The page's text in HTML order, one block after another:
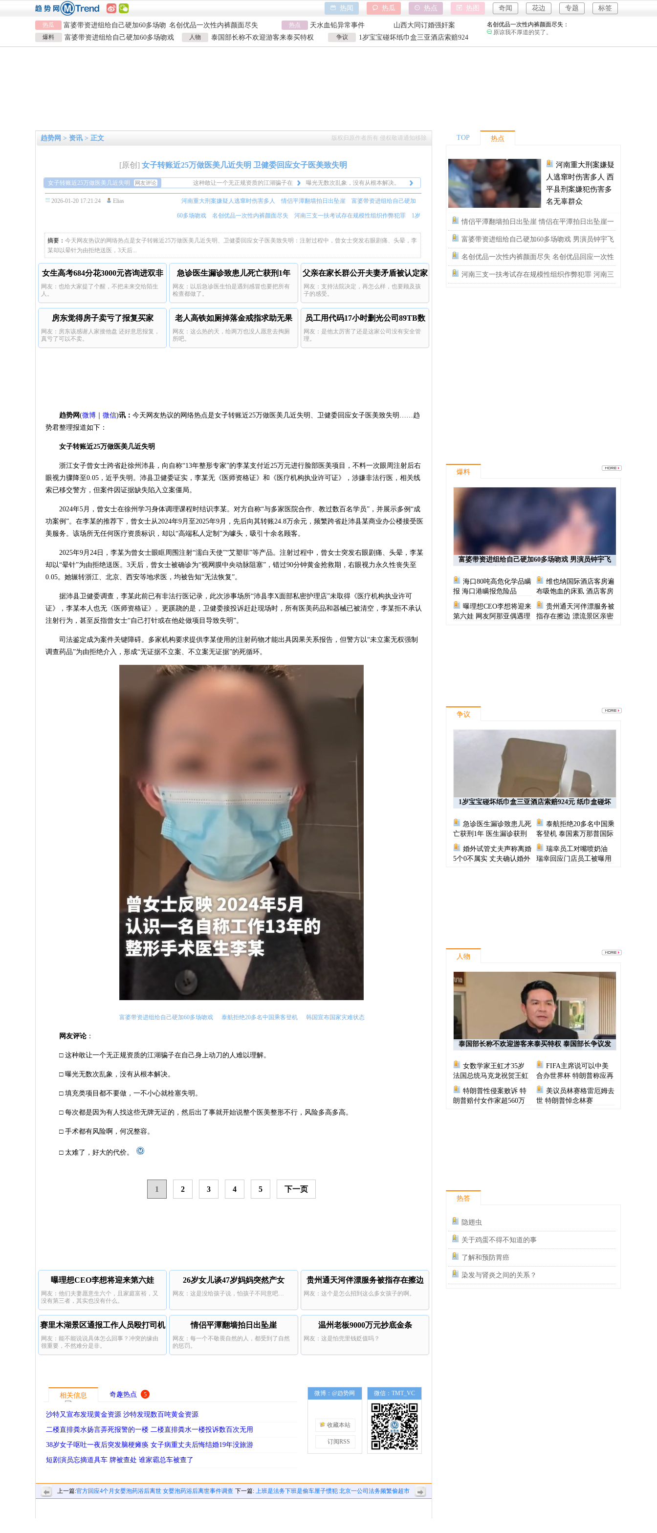
标签
专题
花边
奇闻
热图
热点
热瓜
热闻
热瓜
河南重大刑案嫌疑人逃窜时伤害多
人
富婆带资进组给自己硬加60多场吻
戏
名创优品一次性内裤颜面尽失
河南三支一扶考试存在规模性组织
作弊犯罪
1岁宝宝碰坏纸巾盒三亚酒店索赔
924元
河南重大刑案嫌疑人逃窜时伤害多 情侣平潭翻墙拍日出坠崖
热点
香港大埔火灾
野人小孩事件
天水血铅异常事件
山西大同订婚强奸案
特朗普泽连斯基吵架
吉林大爷救助重庆游客
香港大埔火灾
野人小孩事件
爆料
富婆带资进组给自己硬加60多场吻戏
男演员钟宇飞崩溃自曝遇富婆加吻戏
人物
泰国部长称不欢迎游客来泰买特权
泰国部长争议发言
争议
1岁宝宝碰坏纸巾盒三亚酒店索赔924
元 纸巾盒碰坏酒店索赔924
钱难赚屎难吃啊。
名创优品一次性内裤颜面尽失：
原谅我不厚道的笑了。
河南三支一扶考试存在规模性组织作弊犯罪：
富婆带资进组给自己硬加60多场吻戏：
名创优品一次性内裤颜面尽失：
原谅我不厚道的笑了。
河南三支一扶考试存在规模性组织作弊犯罪：
进入全球经济寒冬期了，为了经济不管是什么群
体都拼命搞钱了。
还记得碰瓷这个词的字面意思吗？
趋势网 > 资讯 > 正文 版权归原作者所有 侵权敬请通知移除
[原创] 女子转账近25万做医美几近失明 卫健委回应女子医美致失明
女子转账近25万做医美几近失明 网友评论
这种敢让一个无正规资质的江湖骗子在
自己身上动刀的人难以理解。
曝光无数次乱象，没有从根本解决。
填充类项目都不要做，一不小心就栓塞
失明。
每次都是因为有人找这些无牌无证的，
然后出了事就开始说整个医美整形不
行，风险多高多高。
手术都有风险啊，何况整容。
太难了，好大的代价。
这种敢让一个无正规资质的江湖骗子在
曝光无数次乱象，没有从根本解决。
失明。
然后出了事就开始说整个医美整形不
行，风险多高多高。
手术都有风险啊，何况整容。 太难了，好大的代价。
2026-01-20 17:21:24 Elias 河南重大刑案嫌疑人逃窜时伤害多人 情侣平潭翻墙拍日出坠崖 富婆带资进组给自己硬加
60多场吻戏 名创优品一次性内裤颜面尽失 河南三支一扶考试存在规模性组织作弊犯罪 1岁
摘要： 今天网友热议的网络热点是女子转账近25万做医美几近失明、卫健委回应女子医美致失明：注射过程中，曾女士突发右眼剧痛、头晕，李
某却以晕针为由拒绝送医，3天后...
女生高考684分花3000元咨询进双非
网友：也给大家提了个醒，不把未来交给陌生
人。
急诊医生漏诊致患儿死亡获刑1年
网友：以后急诊医生怕是遇到感冒也要把所有
检查都做了。
父亲在家长群公开夫妻矛盾被认定家
网友：支持法院决定，再怎么样，也要顾及孩
子的感受。
房东觉得房子卖亏了报复买家
网友：房东该感谢人家接他盘 还好意思报复，
真亏了可以不卖。
老人高铁如厕掉落金戒指求助无果
网友：这么热的天，给两万也没人愿意去掏厕
所吧。
员工用代码17小时删光公司89TB数
网友：是他太厉害了还是这家公司没有安全管
理。
趋势网(微博 微信)讯： 今天网友热议的网络热点是女子转账近25万做医美几近失明、卫健委回应女子医美致失明……趋
势君整理报道如下：
女子转账近25万做医美几近失明
浙江女子曾女士跨省赴徐州沛县，向自称“13年整形专家”的李某支付近25万元进行脸部医美项目，不料一次眼周注射后右
眼视力骤降至0.05，近乎失明。沛县卫健委证实，李某无《医师资格证》和《医疗机构执业许可证》，涉嫌非法行医，相关线
索已移交警方，但案件因证据缺失陷入立案僵局。
2024年5月，曾女士在徐州学习身体调理课程时结识李某。对方自称“与多家医院合作、教过数百名学员”，并展示多例“成
功案例”。在李某的推荐下，曾女士从2024年9月至2025年9月，先后向其转账24.8万余元，频繁跨省赴沛县某商业办公楼接受医
美服务。该场所无任何医疗资质标识，却以“高端私人定制”为噱头，吸引十余名顾客。
2025年9月24日，李某为曾女士眼眶周围注射“濡白天使”“艾塑菲”等产品。注射过程中，曾女士突发右眼剧痛、头晕，李某
却以“晕针”为由拒绝送医。3天后，曾女士被确诊为“视网膜中央动脉阻塞”，错过90分钟黄金抢救期，右眼视力永久性丧失至
0.05。她辗转浙江、北京、西安等地求医，均被告知“无法恢复”。
据沛县卫健委调查，李某此前已有非法行医记录，此次涉事场所“沛县李X面部私密护理店”未取得《医疗机构执业许可
证》，李某本人也无《医师资格证》。更蹊跷的是，卫健委接投诉赶赴现场时，所有医美药品和器械已被清空，李某拒不承认
注射行为，甚至反指曾女士“自己打针或在他处做项目导致失明”。
司法鉴定成为案件关键障碍。多家机构要求提供李某使用的注射药物才能出具因果关系报告，但警方以“未立案无权强制
调查药品”为由拒绝介入，形成“无证据不立案、不立案无证据”的死循环。
富婆带资进组给自己硬加60多场吻戏 泰航拒绝20多名中国乘客登机 韩国宣布国家灾难状态
网友评论 ：
□ 这种敢让一个无正规资质的江湖骗子在自己身上动刀的人难以理解。
□ 曝光无数次乱象，没有从根本解决。
□ 填充类项目都不要做，一不小心就栓塞失明。
□ 每次都是因为有人找这些无牌无证的，然后出了事就开始说整个医美整形不行，风险多高多高。
□ 手术都有风险啊，何况整容。
□ 太难了，好大的代价。
1 2 3 4 5 下一页
曝理想CEO李想将迎来第六娃
网友：他们夫妻愿意生六个，且家庭富裕，又
没有第三者，其实也没有什么。
26岁女儿谈47岁妈妈突然产女
网友：这是没给孩子说，怕孩子不同意吧…
贵州通天河伴漂服务被指存在擦边
网友：这个是怎么招到这么多女孩子的啊。
赛里木湖景区通报工作人员殴打司机
网友：能不能说说具体怎么回事？冲突的缘由
很重要，不然难分是非。
情侣平潭翻墙拍日出坠崖
网友：每一个不敬畏自然的人，都受到了自然
的惩罚。
温州老板9000万元抄底金条
网友：这是怕兜里钱贬值吗？
相关信息 奇趣热点 5
沙特又宣布发现黄金资源 沙特发现数百吨黄金资源
二楼直排粪水扬言弄死报警的一楼 二楼直排粪水一楼投诉数百次无用
38岁女子呕吐一夜后突发脑梗瘫痪 女子病重丈夫后悔结婚19年没旅游
短剧演员忘摘道具车 牌被查处 谁家霸总车被查了
微博：@趋势网
收藏本站
订阅RSS
微信：TMT_VC
上一篇:官方回应4个月女婴泡药浴后离世 女婴泡药浴后离世事件调查 下一篇:
上班是法务下班是偷车厘子惯犯 北京一公司法务频繁偷超市
TOP 热点
河南重大刑案嫌疑
人逃窜时伤害多人 西
平县刑案嫌犯伤害多
名无辜群众
情侣平潭翻墙拍日出坠崖 情侣在平潭拍日出坠崖一
死一伤富婆带资进组给自己硬加60多场吻戏 男演员钟宇飞
崩溃自曝遇富婆加吻戏
名创优品一次性内裤颜面尽失 名创优品回应一次性
内裤被吐槽质量差
河南三支一扶考试存在规模性组织作弊犯罪 河南三
爆料
富婆带资进组给自己硬加60多场吻戏 男演员钟宇飞
海口80吨高危化学品瞒
报 海口港瞒报危险品
维也纳国际酒店客房遍
布吸饱血的床虱 酒店客房
有虫员工反怪顾客不查
曝理想CEO李想将迎来
第六娃 网友阿那亚偶遇理
贵州通天河伴漂服务被
指存在擦边 漂流景区亲密
争议
1岁宝宝碰坏纸巾盒三亚酒店索赔924元 纸巾盒碰坏
急诊医生漏诊致患儿死
亡获刑1年 医生漏诊获刑
泰航拒绝20多名中国乘
客登机 泰国素万那普国际
机场致歉
婚外试管丈夫声称离婚
5个0不属实 丈夫确认婚外
瑞幸员工对嘴喷奶油
瑞幸回应门店员工被曝用
人物
泰国部长称不欢迎游客来泰买特权 泰国部长争议发
女数学家王虹才35岁
法国总统马克龙祝贺王虹
FIFA主席说可以中美
合办世界杯 特朗普称应再
次选择美国办世界杯
特朗普性侵案败诉 特
朗普赔付女作家超560万
美议员林赛格雷厄姆去
世 特朗普悼念林赛
热答
隐翅虫
关于鸡蛋不得不知道的事
了解和预防胃癌
染发与肾炎之间的关系？